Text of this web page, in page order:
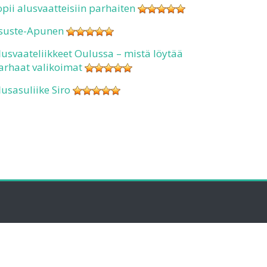
alusvaatteisiin parhaiten
Apunen
Oulussa – mistä löytää
valikoimat
Siro